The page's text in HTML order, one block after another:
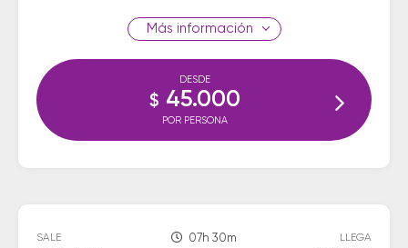
información
DESDE
$ 45.000
POR PERSONA
SALE 07h 30m LLEGA